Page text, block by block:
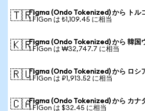
🇹🇷Figma (Ondo Tokenized) から トル
1 FIGon は ₺1,109.45 に相当
🇰🇷Figma (Ondo Tokenized) から 韓国
1 FIGon は ₩32,747.7 に相当
🇷🇺Figma (Ondo Tokenized) から ロシ
1 FIGon は ₽1,913.52 に相当
🇨🇦Figma (Ondo Tokenized) から カナ
1 FIGon は $32.45 に相当